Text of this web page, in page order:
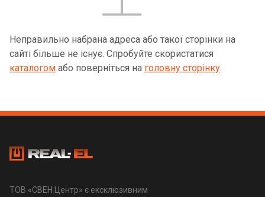
Неправильно набрана адреса або такої сторінки на
сайті більше не існує. Спробуйте скористатися
каталогом або поверніться на головну сторінку.
ТОВ «СВЕН Центр» є ексклюзивним